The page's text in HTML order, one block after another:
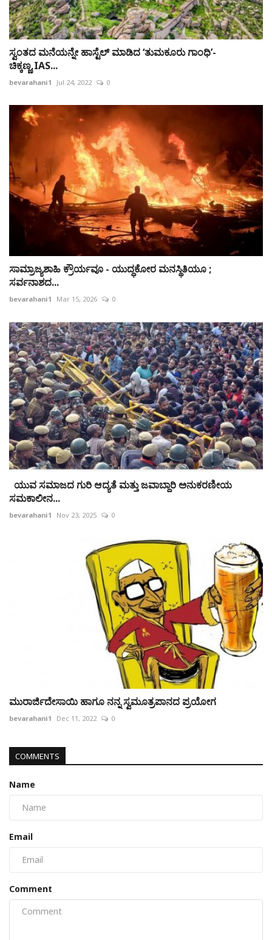
ಸ್ವಂತದ ಮನೆಯನ್ನೇ ಹಾಸ್ಟೆಲ್ ಮಾಡಿದ ‘ತುಮಕೂರು ಗಾಂಧಿ’-
ಚಿಕ್ಕಣ್ಣ,IAS...
bevarahani1 Jul 24, 2022 0
ಸಾಮ್ರಾಜ್ಯಶಾಹಿ ಕ್ರೌರ್ಯವೂ - ಯುದ್ಧಕೋರ ಮನಸ್ಥಿತಿಯೂ ;
ಸರ್ವನಾಶದ...
bevarahani1 Mar 15, 2026 0
ಯುವ ಸಮಾಜದ ಗುರಿ ಆದ್ಯತೆ ಮತ್ತು ಜವಾಬ್ದಾರಿ ಅನುಕರಣೀಯ
ಸಮಕಾಲೀನ...
bevarahani1 Nov 23, 2025 0
ಮುರಾರ್ಜಿದೇಸಾಯಿ ಹಾಗೂ ನನ್ನ ಸ್ವಮೂತ್ರಪಾನದ ಪ್ರಯೋಗ
bevarahani1 Dec 11, 2022 0
COMMENTS
Name
Email
Comment